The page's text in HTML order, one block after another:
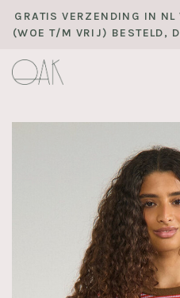
GRATIS VERZENDING IN
(WOE T/M VRIJ) BESTELD,